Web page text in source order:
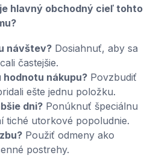
hlavný obchodný cieľ tohto
návštev? Dosiahnuť, aby sa
častejšie.
nákupu? Povzbudiť
ešte jednu položku.
dni? Ponúknuť špeciálnu
tiché utorkové popoludnie.
Použiť odmeny ako
postrehy.